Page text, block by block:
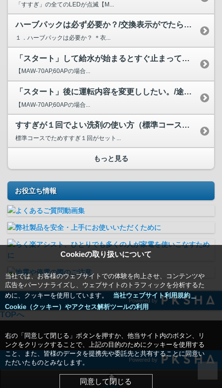
Cookieの取り扱いについて
当社では、お客様のウェブサイトでの体験を向上させ、コンテンツや
広告をパーソナライズし、ウェブサイトのトラフィックを分析するた
めに、クッキーを使用しています。
当社ウェブサイト利用規約＿
Cookie（クッキー）やアクセス解析ツールの利用
右の「同意して閉じる」ボタンを押すか、他当サイト内のボタン、リ
ンクをクリックすることで、上記の目的のためにクッキーを使用する
こと、また、皆様のデータを提携先や委託先と共有することに同意い
ただいたものとみなします。
同意して閉じる
「すすぎ」の全てのLEDが点滅【M...
ハーブパックは必ず必要か？/交換表示がでたらどうすればよいか？
１．ハーブパックは必要か？ ＊衣...
「スタート」して給水が始まるとすぐ止まって、ウイーンと鳴る...
【MAW-70AP,60APの場合...
「スタート」後に運転内容を変更ししたい。/途中で運転内容の...
【MAW-70AP,60APの場合...
すすぎが１回でよい洗剤の使い方（標準コースでためすすぎ１回...
標準コースでためすすぎ１回がセット...
もっと見る
お役立ち情報
Powered by
TOPへ
Powered by